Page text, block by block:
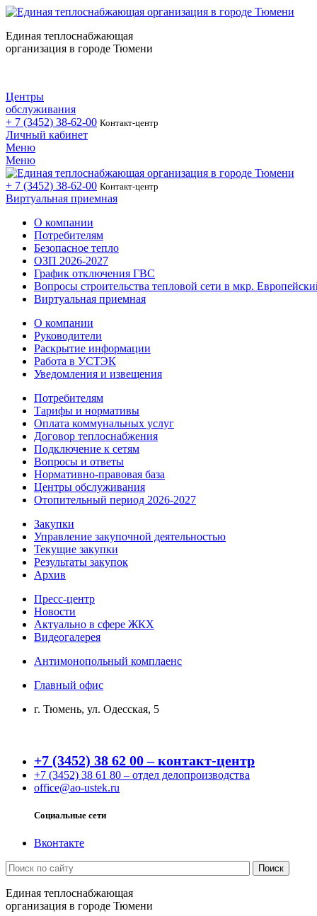
Единая теплоснабжающая
организация в городе Тюмени
Центры
обслуживания
+ 7 (3452) 38-62-00 Контакт-центр
Личный кабинет
Меню
Меню
+ 7 (3452) 38-62-00 Контакт-центр
Виртуальная приемная
О компании
Потребителям
Безопасное тепло
ОЗП 2026-2027
График отключения ГВС
Вопросы строительства тепловой сети в мкр.
Виртуальная приемная
О компании
Руководители
Раскрытие информации
Работа в УСТЭК
Уведомления и извещения
Потребителям
Тарифы и нормативы
Оплата коммунальных услуг
Договор теплоснабжения
Подключение к сетям
Вопросы и ответы
Нормативно-правовая база
Центры обслуживания
Отопительный период 2026-2027
Закупки
Управление закупочной деятельностью
Текущие закупки
Результаты закупок
Архив
Пресс-центр
Новости
Актуально в сфере ЖКХ
Видеогалерея
Антимонопольный комплаенс
Главный офис
г. Тюмень, ул. Одесская, 5
+7 (3452) 38 62 00 – контакт-центр
+7 (3452) 38 61 80 – отдел делопроизводства
office@ao-ustek.ru
Социальные сети
Вконтакте
Единая теплоснабжающая
организация в городе Тюмени